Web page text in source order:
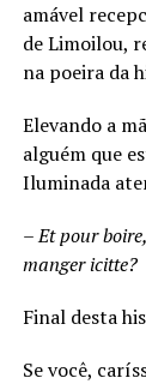
amável
de Limoilou,
na poeira da
Elevando a
alguém que
Iluminada
– Et pour
manger icitte?
Final desta
Se você,